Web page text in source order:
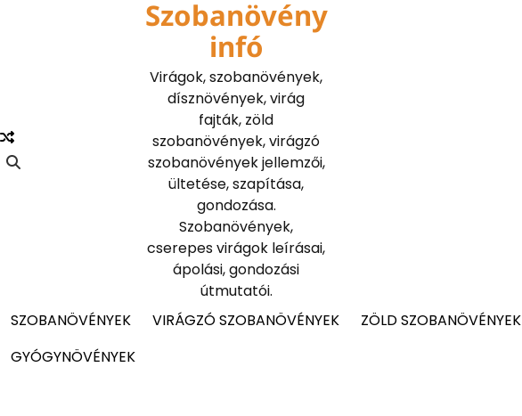
Szobanövény
infó
Virágok, szobanövények,
dísznövények, virág
fajták, zöld
szobanövények, virágzó
szobanövények jellemzői,
ültetése, szapítása,
gondozása.
Szobanövények,
cserepes virágok leírásai,
ápolási, gondozási
útmutatói.
SZOBANÖVÉNYEK
VIRÁGZÓ SZOBANÖVÉNYEK ZÖLD SZOBANÖVÉNYEK
GYÓGYNÖVÉNYEK